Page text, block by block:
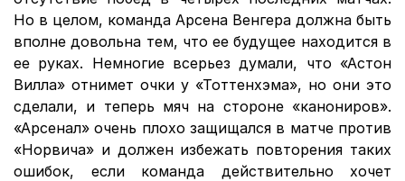
Но в целом, команда Арсена Венгера должна быть
вполне довольна тем, что ее будущее находится в
ее руках. Немногие всерьез думали, что «Астон
Вилла» отнимет очки у «Тоттенхэма», но они это
сделали, и теперь мяч на стороне «канониров».
«Арсенал» очень плохо защищался в матче против
«Норвича» и должен избежать повторения таких
ошибок, если команда действительно хочет